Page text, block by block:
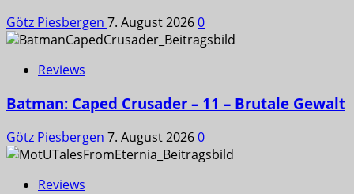
Götz Piesbergen 7. August 20260
Reviews
Batman: Caped Crusader – 11 – Brutale Gewalt
Götz Piesbergen 7. August 20260
Reviews